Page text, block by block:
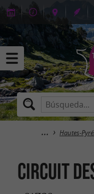
Hautes-
Circuit